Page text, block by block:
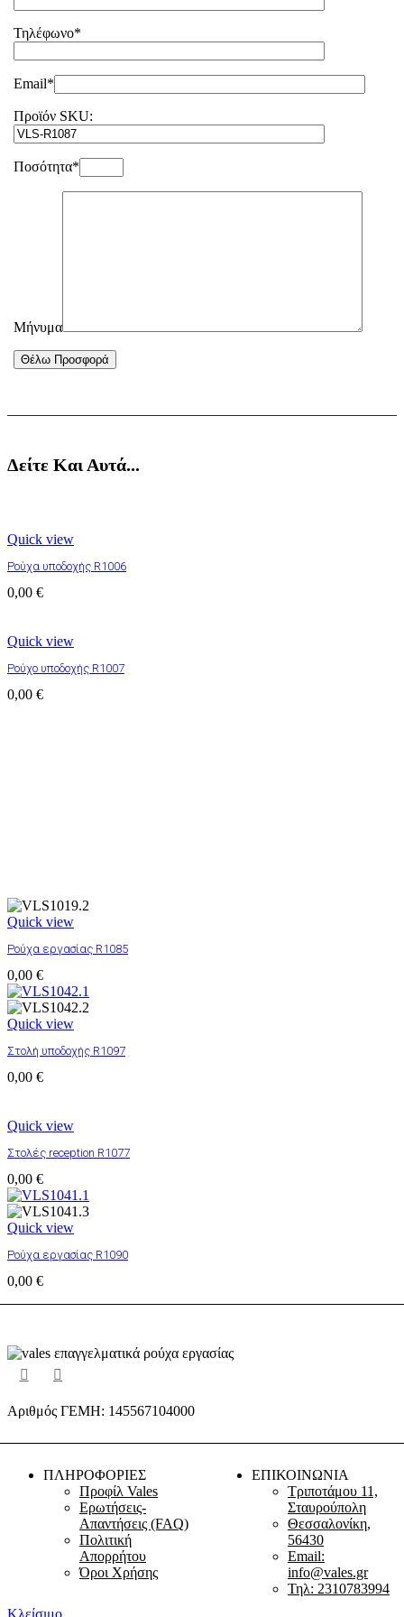
Τηλέφωνο*
Email*
Προϊόν SKU:
Ποσότητα*
Μήνυμα
Δείτε Και Αυτά...
Quick view
Ρούχα υποδοχής R1006
0,00 €
Quick view
Ρούχο υποδοχής R1007
0,00 €
Quick view
Ρούχα εργασίας R1085
0,00 €
Quick view
Στολή υποδοχής R1097
0,00 €
Quick view
Στολές reception R1077
0,00 €
Quick view
Ρούχα εργασίας R1090
0,00 €
Αριθμός ΓΕΜΗ: 145567104000
ΠΛΗΡΟΦΟΡΙΕΣ
Προφίλ Vales
Ερωτήσεις-
Απαντήσεις (FAQ)
Πολιτική
Απορρήτου
Όροι Χρήσης
ΕΠΙΚΟΙΝΩΝΙΑ
Τριποτάμου 11,
Σταυρούπολη
Θεσσαλονίκη,
56430
Email:
info@vales.gr
Τηλ: 2310783994
Κλείσιμο